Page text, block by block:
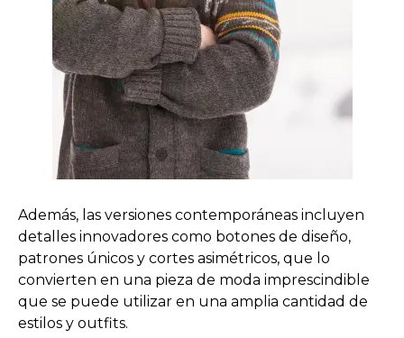
Además, las versiones contemporáneas incluyen
detalles innovadores como botones de diseño,
patrones únicos y cortes asimétricos, que lo
convierten en una pieza de moda imprescindible
que se puede utilizar en una amplia cantidad de
estilos y outfits.